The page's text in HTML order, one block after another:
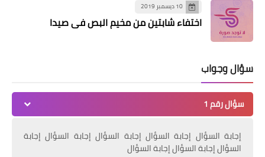
البقاع
لقاءٌ بين حز.ب الله وحركة "فتح" في البقاع
10 ديسمبر 2019
اختفاء شابتين من مخيم البص في صيدا
سؤال وجواب
سؤال رقم 1
إجابة السؤال إجابة السؤال إجابة السؤال إجابة السؤال إجابة
السؤال إجابة السؤال إجابة السؤال